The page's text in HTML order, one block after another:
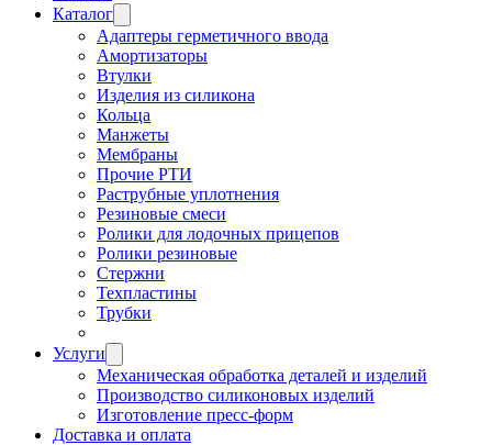
Каталог
Адаптеры герметичного ввода
Амортизаторы
Втулки
Изделия из силикона
Кольца
Манжеты
Мембраны
Прочие РТИ
Раструбные уплотнения
Резиновые смеси
Ролики для лодочных прицепов
Ролики резиновые
Стержни
Техпластины
Трубки
Услуги
Механическая обработка деталей и изделий
Производство силиконовых изделий
Изготовление пресс-форм
Доставка и оплата